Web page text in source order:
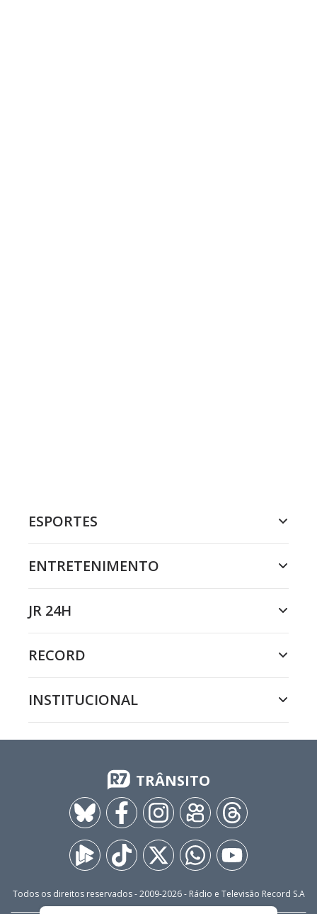
ESPORTES
ENTRETENIMENTO
JR 24H
RECORD
INSTITUCIONAL
TRÂNSITO
Todos os direitos reservados - 2009-2026- Rádio e Televisão Record S.A